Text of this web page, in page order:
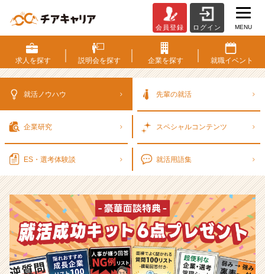
考
対
策・
ウ
ベ
ン
チ
ャ
ー・
成
長
会員登録 ログイン MENU
求人を探す 説明会を探す 企業を探す 就職イベント
就活ノウハウ 先輩の就活
企業研究 スペシャルコンテンツ
ES・選考体験談 就活用語集